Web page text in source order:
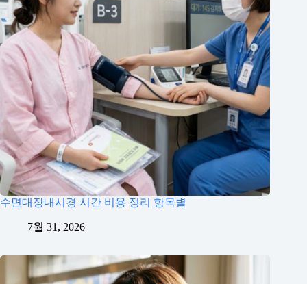
수면대장내시경 시간 비용 정리 항목별
7월 31, 2026